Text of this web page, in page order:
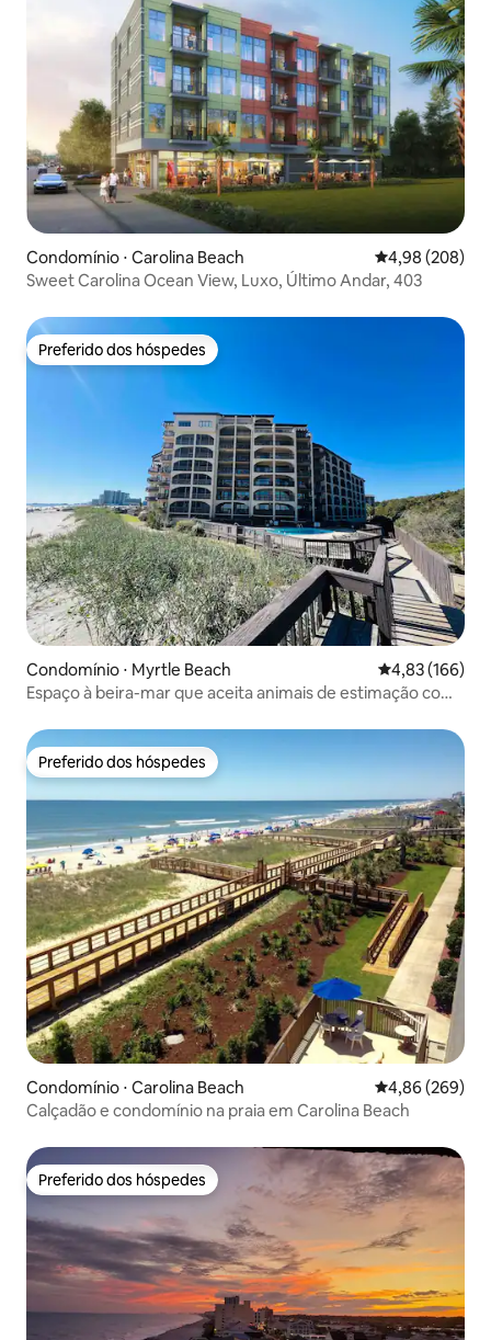
Condomínio ⋅ Carolina Beach 4,98 de uma
4,98 (208)
Sweet Carolina Ocean View, Luxo, Último Andar, 403
Preferido dos hóspedes
Preferido dos hóspedes
Condomínio ⋅ Myrtle Beach 4,83 de uma
4,83 (166)
Espaço à beira-mar que aceita animais de estimação com
Preferido dos hóspedes
Preferido dos hóspedes
Condomínio ⋅ Carolina Beach 4,86 de uma
4,86 (269)
Calçadão e condomínio na praia em Carolina Beach
Preferido dos hóspedes
Preferido dos hóspedes